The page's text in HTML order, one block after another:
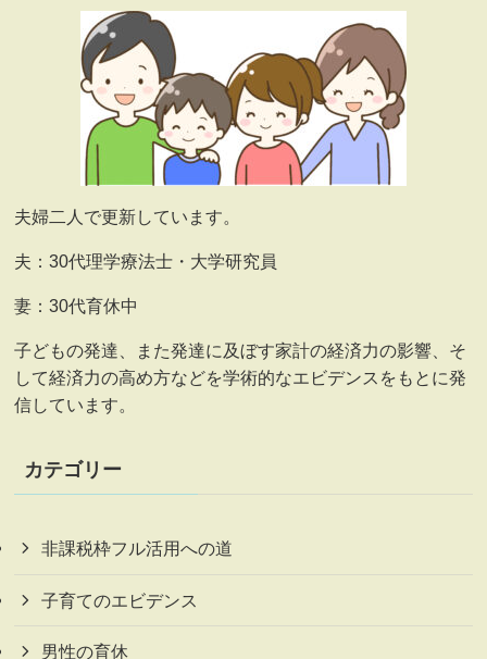
夫婦二人で更新しています。
夫：30代理学療法士・大学研究員
妻：30代育休中
子どもの発達、また発達に及ぼす家計の経済力の影響、そ
して経済力の高め方などを学術的なエビデンスをもとに発
信しています。
カテゴリー
非課税枠フル活用への道
子育てのエビデンス
男性の育休